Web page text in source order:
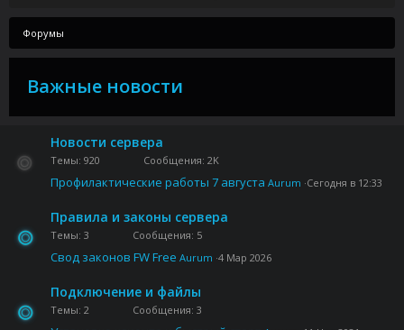
Форумы
Важные новости
Новости сервера
Темы 920 Сообщения 2K
Профилактические работы 7 августа Aurum Сегодня в 12:33
Правила и законы сервера
Темы 3 Сообщения 5
Свод законов FW Free Aurum 4 Мар 2026
Подключение и файлы
Темы 2 Сообщения 3